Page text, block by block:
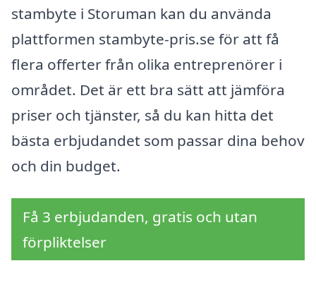
stambyte i Storuman kan du använda
plattformen stambyte-pris.se för att få
flera offerter från olika entreprenörer i
området. Det är ett bra sätt att jämföra
priser och tjänster, så du kan hitta det
bästa erbjudandet som passar dina behov
och din budget.
Få 3 erbjudanden, gratis och utan
förpliktelser